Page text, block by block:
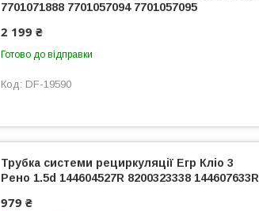
7701071888 7701057094 7701057095
2 199 ₴
Готово до відправки
DF-19590
Трубка системи рециркуляції Егр Кліо 3
Рено 1.5d 144604527R 8200323338 144607633R
979 ₴